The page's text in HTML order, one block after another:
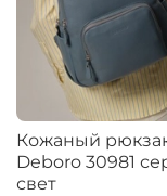
Кожаный
Deboro 30981
свет